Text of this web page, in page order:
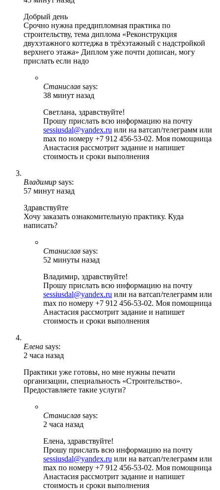
Добрый день
Срочно нужна преддипломная практика по
строительству, тема диплома «Реконструкция
двухэтажного коттеджа в трёхэтажный с надстройкой
верхнего этажа» Диплом уже почти дописан, могу
прислать если надо
Станислав says:
38 минут назад
Светлана, здравствуйте!
Прошу прислать всю информацию на почту
sessiusdal@yandex.ru или на ватсап/телеграмм или
max по номеру +7 912 456-53-02. Моя помощница
Анастасия рассмотрит задание и напишет
стоимость и сроки выполнения
Владимир says:
57 минут назад
Здравствуйте
Хочу заказать ознакомительную практику. Куда
написать?
Станислав says:
52 минуты назад
Владимир, здравствуйте!
Прошу прислать всю информацию на почту
sessiusdal@yandex.ru или на ватсап/телеграмм или
max по номеру +7 912 456-53-02. Моя помощница
Анастасия рассмотрит задание и напишет
стоимость и сроки выполнения
Елена says:
2 часа назад
Практики уже готовы, но мне нужны печати
организации, специальность «Строительство».
Предоставляете такие услуги?
Станислав says:
2 часа назад
Елена, здравствуйте!
Прошу прислать всю информацию на почту
sessiusdal@yandex.ru или на ватсап/телеграмм или
max по номеру +7 912 456-53-02. Моя помощница
Анастасия рассмотрит задание и напишет
стоимость и сроки выполнения